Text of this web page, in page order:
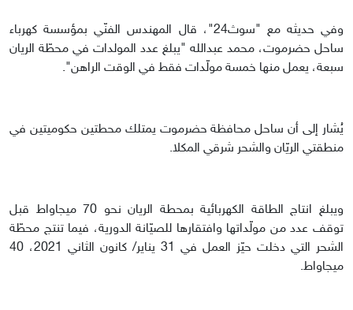
وفي حديثه مع "سوث24"، قال المهندس الفنّي بمؤسسة كهرباء
ساحل حضرموت، محمد عبدالله "يبلغ عدد المولدات في محطّة الريان
سبعة، يعمل منها خمسة مولّدات فقط في الوقت الراهن".
يُشار إلى أن ساحل محافظة حضرموت يمتلك محطتين حكوميتين في
منطقتي الريّان والشحر شرقي المكلا.
ويبلغ انتاج الطاقة الكهربائية بمحطة الريان نحو 70 ميجاواط قبل
توقف عدد من مولّداتها وافتقارها للصيّانة الدورية، فيما تنتج محطّة
الشحر التي دخلت حيّز العمل في 31 يناير/ كانون الثاني 2021، 40
ميجاواط.